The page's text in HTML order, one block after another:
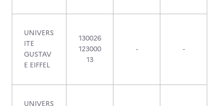
UNIVERS
ITE
GUSTAV
E EIFFEL
130026
123000
13
- -
UNIVERS